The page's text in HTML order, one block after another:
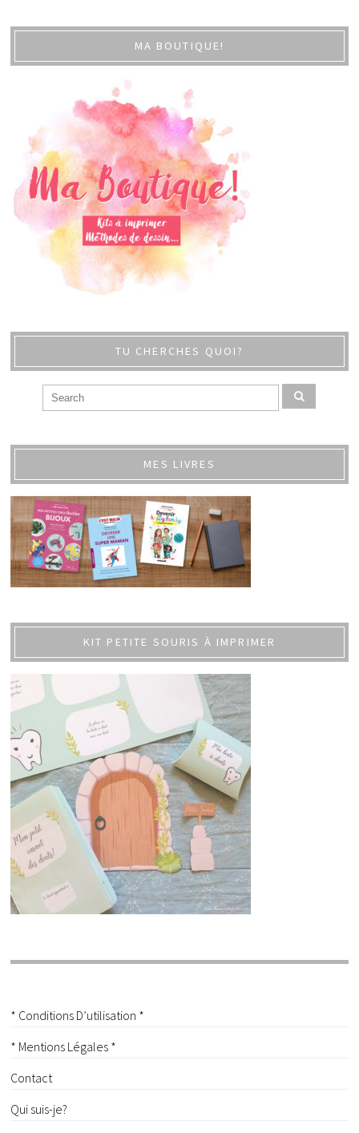
MA BOUTIQUE!
TU CHERCHES QUOI?
MES LIVRES
KIT PETITE SOURIS À IMPRIMER
* Conditions D’utilisation *
* Mentions Légales *
Contact
Qui suis-je?